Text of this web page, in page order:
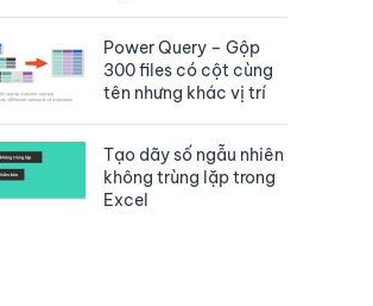
Power Query – Gộp
300 files có cột cùng
tên nhưng khác vị trí
Tạo dãy số ngẫu nhiên
không trùng lặp trong
Excel